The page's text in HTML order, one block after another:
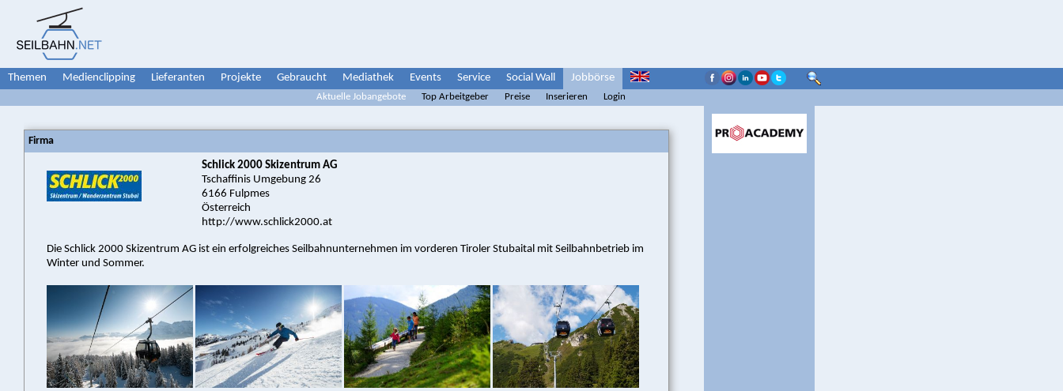
Themen Medienclipping Lieferanten Projekte Gebraucht Mediathek Events Service Social Wall Jobbörse
Aktuelle Jobangebote Top Arbeitgeber Preise Inserieren Login
Firma
Schlick 2000 Skizentrum AG
Tschaffinis Umgebung 26
6166 Fulpmes
Österreich
http://www.schlick2000.at
Die Schlick 2000 Skizentrum AG ist ein erfolgreiches Seilbahnunternehmen im vorderen Tiroler Stubaital mit Seilbahnbetrieb im
Winter und Sommer.